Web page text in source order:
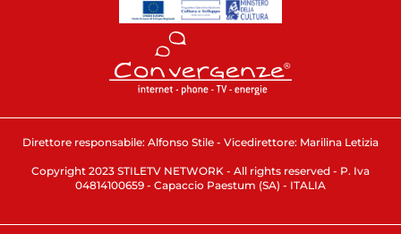
Direttore responsabile: Alfonso Stile - Vicedirettore: Marilina Letizia
Copyright 2023 STILETV NETWORK - All rights reserved - P. Iva
04814100659 - Capaccio Paestum (SA) - ITALIA